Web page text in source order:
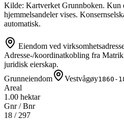
Kilde: Kartverket Grunnboken. Kun
hjemmelsandeler vises.
automatisk.
Eiendom ved
Adresse-/koordinatkobling fra
juridisk eierskap.
Grunneiendom
Vestvågøy1860-
Areal
1.00 hektar
Gnr / Bnr
18 / 297